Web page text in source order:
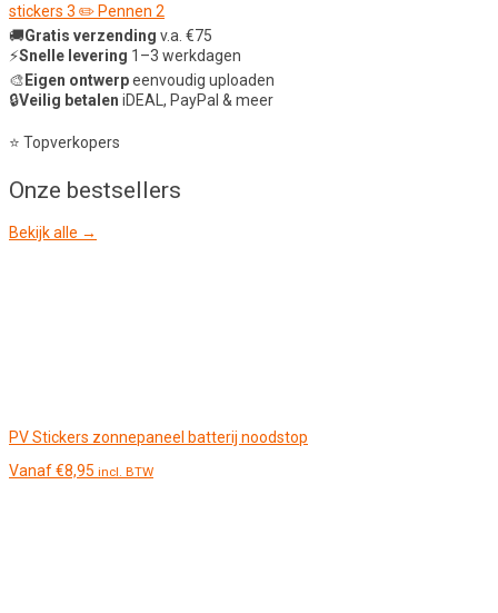
stickers 3 ✏️ Pennen 2
🚚Gratis verzending v.a. €75
⚡Snelle levering 1–3 werkdagen
🎨 Eigen ontwerpeenvoudig uploaden
🔒Veilig betalen iDEAL, PayPal & meer
⭐ Topverkopers
Onze bestsellers
Bekijk alle →
PV Stickers zonnepaneel batterij noodstop
Vanaf€8,95 incl. BTW